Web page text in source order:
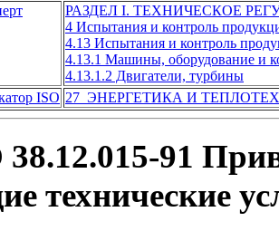
РАЗДЕЛ I. ТЕХНИЧЕСКОЕ
4 Испытания и контроль
4.13 Испытания и контроль
4.13.1 Машины, оборудование и
4.13.1.2 Двигатели, турбины
ISO 27 ЭНЕРГЕТИКА И
91
технические